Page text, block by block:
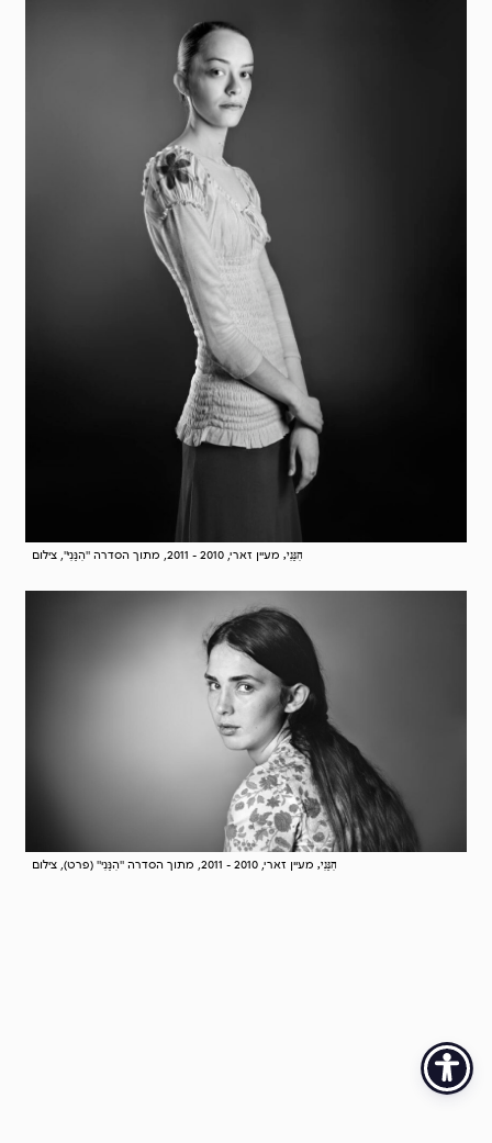
הִנֵּנִי, מעיין זארי, 2010 - 2011, מתוך הסדרה "הִנֵּנִי", צילום
הִנֵּנִי, מעיין זארי, 2010 - 2011, מתוך הסדרה "הִנֵּנִי" (פרט), צילום